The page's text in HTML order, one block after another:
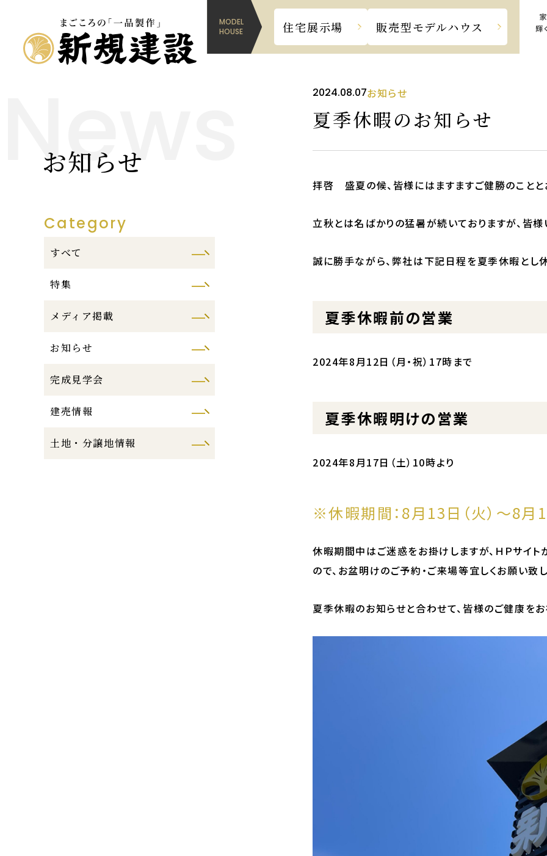
ホームお知らせ 夏季休暇のお知らせ
MODEL
HOUSE
住宅展示場 販売型モデルハウス
News
お知らせ
Category
すべて
特集
メディア掲載
お知らせ
完成見学会
建売情報
土地・分譲地情報
2024.08.07お知らせ
夏季休暇のお知らせ
拝啓 盛夏の候、皆様にはますますご健勝のことと
立秋とは名ばかりの猛暑が続いておりますが、皆様
誠に勝手ながら、弊社は下記日程を夏季休暇とし
夏季休暇前の営業
2024年8月12日（月・祝）17時まで
夏季休暇明けの営業
2024年8月17日（土）10時より
※休暇期間：8月13日（火）～8月
休暇期間中はご迷惑をお掛けしますが、ＨＰサイ
ので、お盆明けのご予約・ご来場等宜しくお願い致
夏季休暇のお知らせと合わせて、皆様のご健康をお